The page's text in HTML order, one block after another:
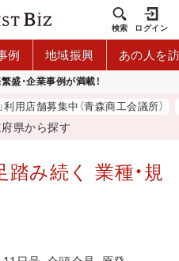
検索 ログイン
例 地域振興 あの人を
盛・企業事例が満載！
用店舗募集中（青森商工会議所）
県から探す
み続く 業種・規